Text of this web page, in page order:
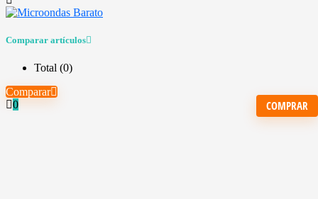
COMPRAR
Comparar artículos
Total (0)
Comparar
0